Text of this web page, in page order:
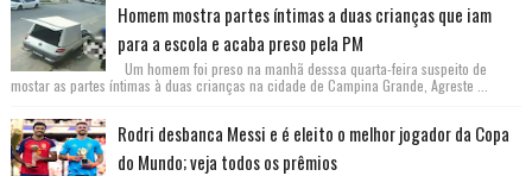
Homem mostra partes íntimas a duas crianças que iam
para a escola e acaba preso pela PM
Um homem foi preso na manhã desssa quarta-feira suspeito de
mostar as partes íntimas à duas crianças na cidade de Campina Grande, Agreste ...
Rodri desbanca Messi e é eleito o melhor jogador da Copa
do Mundo; veja todos os prêmios